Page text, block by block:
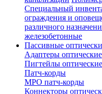
Специальный
ограждения и
различного
железобетонные
Пассивные
Адаптеры оптические
Пигтейлы оптические
Патч-корды
MPO патч-корды
Коннекторы